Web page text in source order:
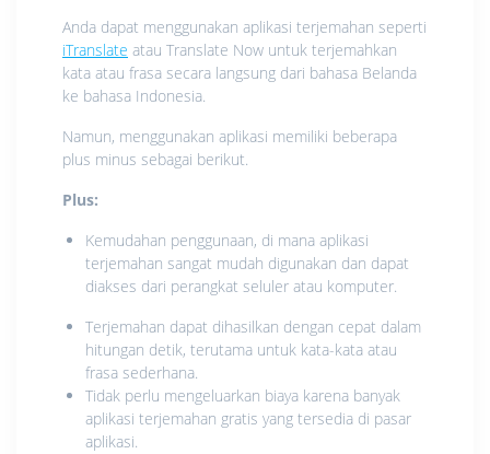
Anda dapat menggunakan aplikasi terjemahan seperti
iTranslate atau Translate Now untuk terjemahkan
kata atau frasa secara langsung dari bahasa Belanda
ke bahasa Indonesia.
Namun, menggunakan aplikasi memiliki beberapa
plus minus sebagai berikut.
Plus:
Kemudahan penggunaan, di mana aplikasi
terjemahan sangat mudah digunakan dan dapat
diakses dari perangkat seluler atau komputer.
Terjemahan dapat dihasilkan dengan cepat dalam
hitungan detik, terutama untuk kata-kata atau
frasa sederhana.
Tidak perlu mengeluarkan biaya karena banyak
aplikasi terjemahan gratis yang tersedia di pasar
aplikasi.